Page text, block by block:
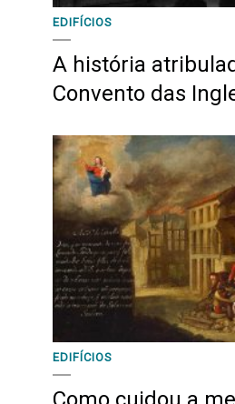
EDIFÍCIOS
A história
Convento das
EDIFÍCIOS